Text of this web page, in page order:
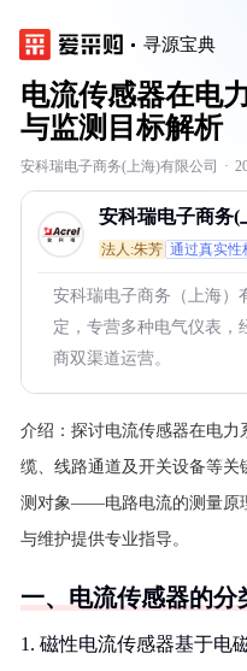
寻源宝典
电流传感器在电
与监测目标解析
安科瑞电子商务(上海)有限公司 ·
安科瑞电子商务(
法人:朱芳 通过真实性
安科瑞电子商务（上海）
定，专营多种电气仪表，
商双渠道运营。
介绍： 探讨电流传感器在电力
缆、线路通道及开关设备等
测对象——电路电流的测量原
与维护提供专业指导。
一、电流传感器的分
1. 磁性电流传感器基于电